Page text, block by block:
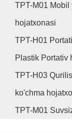
TPT-M01
hojatxonasi
TPT-H01
Plastik Portativ
TPT-H03
ko'chma
TPT-M01